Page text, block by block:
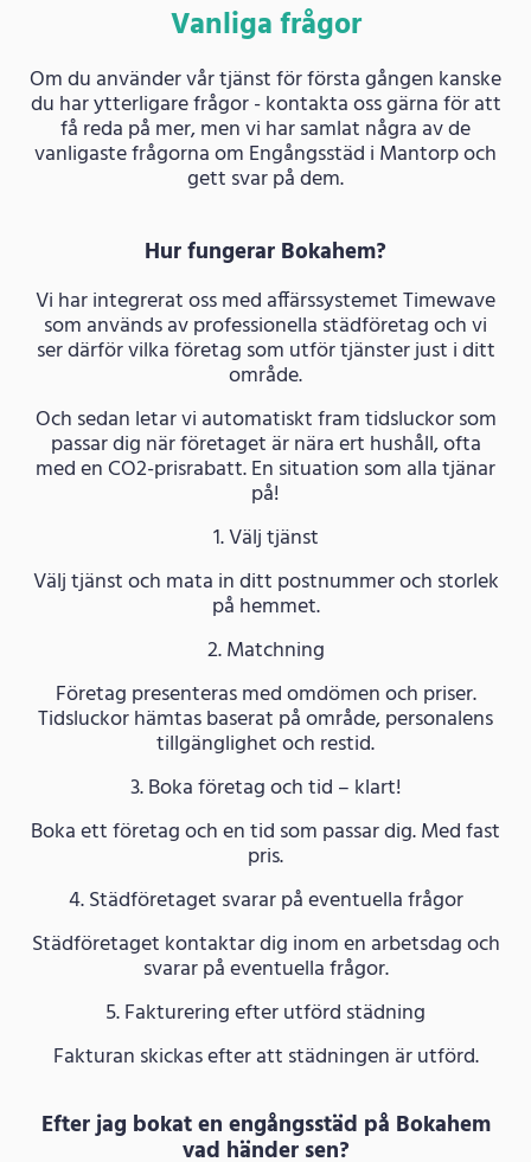
Vanliga frågor
Om du använder vår tjänst för första gången kanske
du har ytterligare frågor - kontakta oss gärna för att
få reda på mer, men vi har samlat några av de
vanligaste frågorna om Engångsstäd i Mantorp och
gett svar på dem.
Hur fungerar Bokahem?
Vi har integrerat oss med affärssystemet Timewave
som används av professionella städföretag och vi
ser därför vilka företag som utför tjänster just i ditt
område.
Och sedan letar vi automatiskt fram tidsluckor som
passar dig när företaget är nära ert hushåll, ofta
med en CO2-prisrabatt. En situation som alla tjänar
på!
1. Välj tjänst
Välj tjänst och mata in ditt postnummer och storlek
på hemmet.
2. Matchning
Företag presenteras med omdömen och priser.
Tidsluckor hämtas baserat på område, personalens
tillgänglighet och restid.
3. Boka företag och tid – klart!
Boka ett företag och en tid som passar dig. Med fast
pris.
4. Städföretaget svarar på eventuella frågor
Städföretaget kontaktar dig inom en arbetsdag och
svarar på eventuella frågor.
5. Fakturering efter utförd städning
Fakturan skickas efter att städningen är utförd.
Efter jag bokat en engångsstäd på Bokahem
vad händer sen?